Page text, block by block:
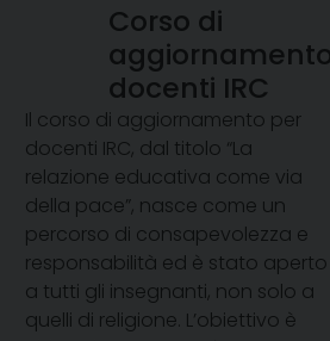
Corso di
docenti IRC
Il corso di aggiornamento per
docenti IRC, dal titolo “La
relazione educativa come via
della pace”, nasce come un
percorso di consapevolezza e
responsabilità ed è stato aperto
a tutti gli insegnanti, non solo a
quelli di religione. L’obiettivo è